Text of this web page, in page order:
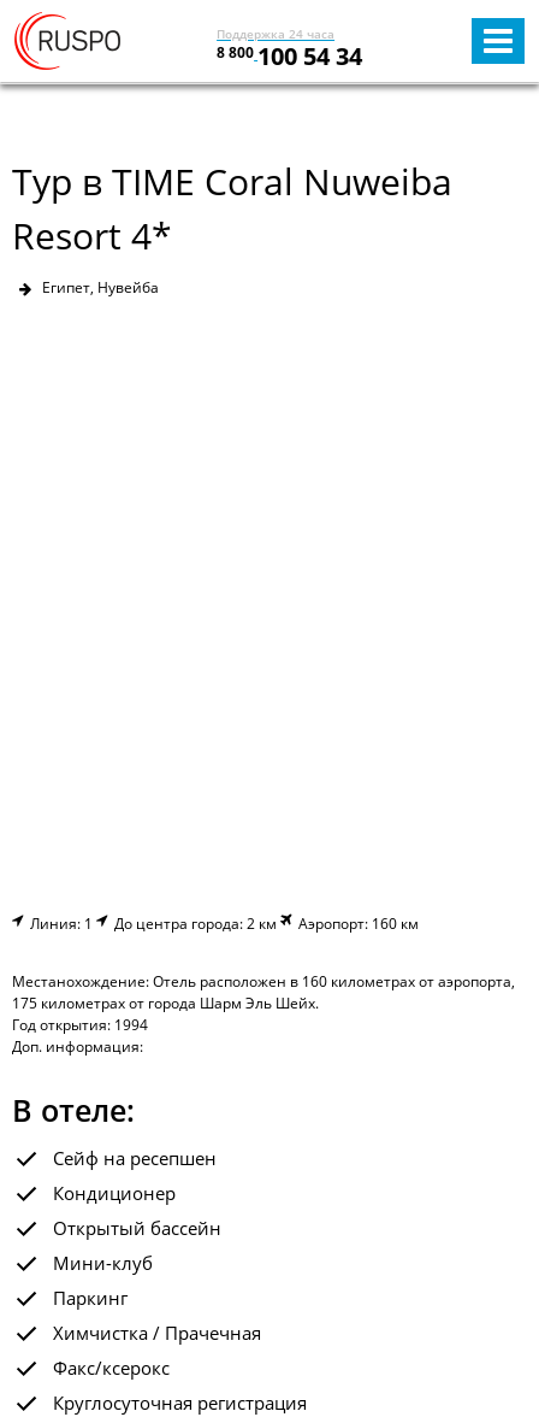
Поддержка 24 часа
8 800 100 54 34
Тур в TIME Coral Nuweiba
Resort 4*
Египет, Нувейба
Линия: 1 До центра города: 2 км Аэропорт: 160 км
Местанохождение: Отель расположен в 160 километрах от аэропорта,
175 километрах от города Шарм Эль Шейх.
Год открытия: 1994
Доп. информация:
В отеле:
Сейф на ресепшен
Кондиционер
Открытый бассейн
Мини-клуб
Паркинг
Химчистка / Прачечная
Факс/ксерокс
Круглосуточная регистрация